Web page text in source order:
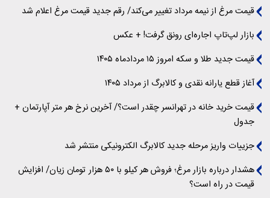
قیمت مرغ از نیمه مرداد تغییر می‌کند/ رقم جدید قیمت مرغ اعلام شد
بازار لپ‌تاپ اجاره‌ای رونق گرفت! + عکس
قیمت جدید طلا و سکه امروز ۱۵ مردادماه ۱۴۰۵
آغاز قطع یارانه نقدی و کالابرگ از مرداد ۱۴۰۵
قیمت خرید خانه در تهرانسر چقدر است؟/ آخرین نرخ هر متر آپارتمان +
جدول
جزییات واریز مرحله جدید کالابرگ الکترونیکی منتشر شد
هشدار درباره بازار مرغ؛ فروش هر کیلو با ۵۰ هزار تومان زیان/ افزایش
قیمت در راه است؟